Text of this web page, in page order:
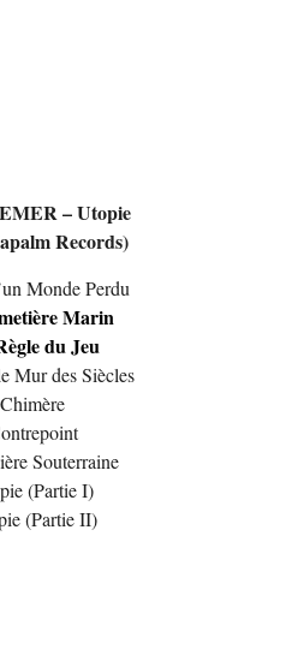
– Utopie
Records)
Monde Perdu
Marin
du Jeu
Mur des Siècles
Souterraine
(Partie I)
(Partie II)